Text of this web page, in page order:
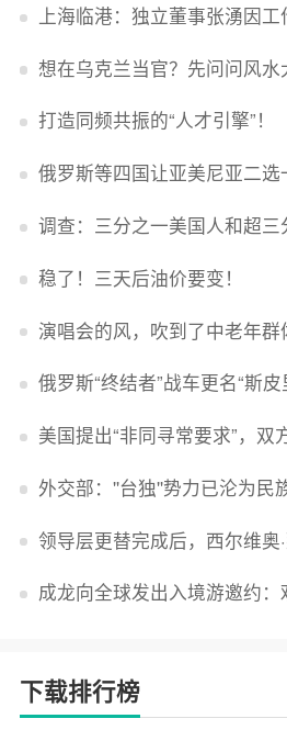
上海临港：独立董事张湧因工
想在乌克兰当官？先问问风水
打造同频共振的“人才引擎”！
俄罗斯等四国让亚美尼亚二选一，
调查：三分之一美国人和超三分之一加拿大人
稳了！三天后油价要变！
演唱会的风，吹到了中老年群
俄罗斯“终结者”战车更名“斯皮里顿”：寓意强大可靠
美国提出“非同寻常要求”，双方多个领域分歧依旧，印美贸易谈
外交部：''台独''势力已沦为民
领导层更替完成后，西尔维奥·那不勒斯出任
成龙向全球发出入境游邀约：欢迎感受无滤
下载排行榜